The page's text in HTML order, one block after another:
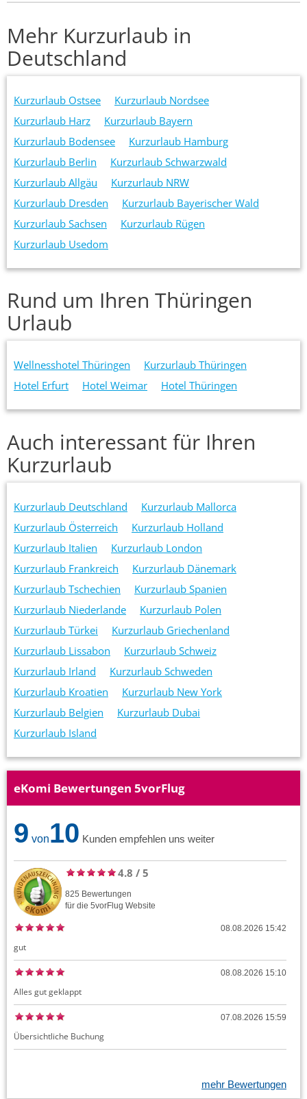
Mehr Kurzurlaub in
Deutschland
Kurzurlaub Ostsee
Kurzurlaub Nordsee
Kurzurlaub Harz
Kurzurlaub Bayern
Kurzurlaub Bodensee
Kurzurlaub Hamburg
Kurzurlaub Berlin
Kurzurlaub Schwarzwald
Kurzurlaub Allgäu
Kurzurlaub NRW
Kurzurlaub Dresden
Kurzurlaub Bayerischer Wald
Kurzurlaub Sachsen
Kurzurlaub Rügen
Kurzurlaub Usedom
Rund um Ihren Thüringen
Urlaub
Wellnesshotel Thüringen
Kurzurlaub Thüringen
Hotel Erfurt
Hotel Weimar Hotel Thüringen
Auch interessant für Ihren
Kurzurlaub
Kurzurlaub Deutschland
Kurzurlaub Mallorca
Kurzurlaub Österreich
Kurzurlaub Holland
Kurzurlaub Italien
Kurzurlaub London
Kurzurlaub Frankreich
Kurzurlaub Dänemark
Kurzurlaub Tschechien
Kurzurlaub Spanien
Kurzurlaub Niederlande
Kurzurlaub Polen
Kurzurlaub Türkei
Kurzurlaub Griechenland
Kurzurlaub Lissabon
Kurzurlaub Schweiz
Kurzurlaub Irland
Kurzurlaub Schweden
Kurzurlaub Kroatien
Kurzurlaub New York
Kurzurlaub Belgien
Kurzurlaub Dubai
Kurzurlaub Island
eKomi Bewertungen 5vorFlug
9 von10 Kunden empfehlen uns weiter
4.8 / 5
825 Bewertungen
für die 5vorFlug Website
08.08.2026 15:42
gut
08.08.2026 15:10
Alles gut geklappt
07.08.2026 15:59
Übersichtliche Buchung
mehr Bewertungen